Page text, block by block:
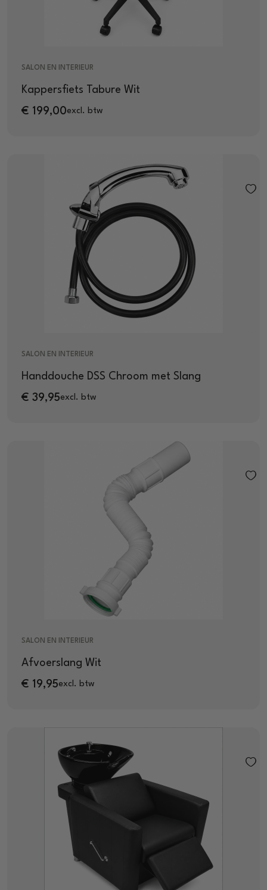
SALON EN INTERIEUR
Kappersfiets Tabure Wit
€ 199,00excl. btw
SALON EN INTERIEUR
Handdouche DSS Chroom met Slang
€ 39,95excl. btw
SALON EN INTERIEUR
Afvoerslang Wit
€ 19,95excl. btw